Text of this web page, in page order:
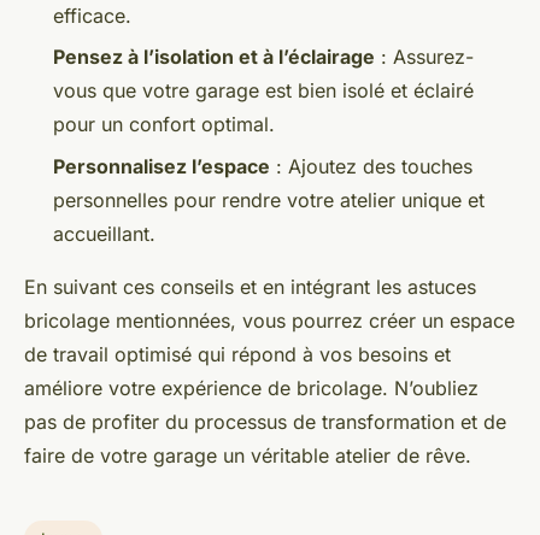
efficace.
Pensez à l’isolation et à l’éclairage : Assurez-
vous que votre garage est bien isolé et éclairé
pour un confort optimal.
Personnalisez l’espace : Ajoutez des touches
personnelles pour rendre votre atelier unique et
accueillant.
En suivant ces conseils et en intégrant les astuces
bricolage mentionnées, vous pourrez créer un espace
de travail optimisé qui répond à vos besoins et
améliore votre expérience de bricolage. N’oubliez
pas de profiter du processus de transformation et de
faire de votre garage un véritable atelier de rêve.